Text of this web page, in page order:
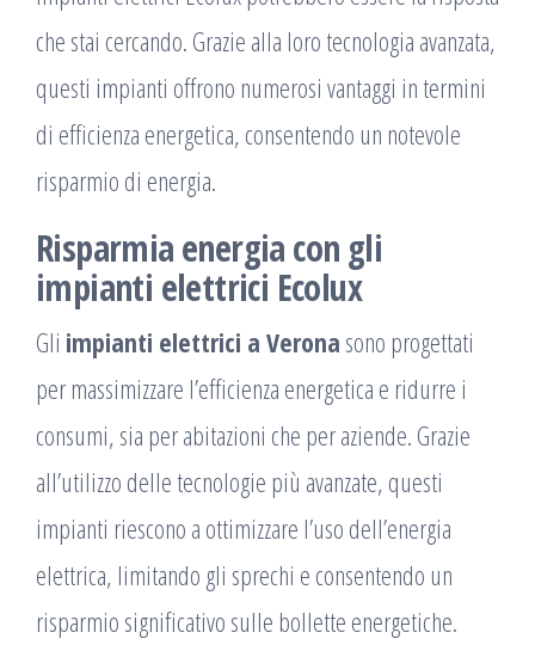
che stai cercando. Grazie alla loro tecnologia avanzata,
questi impianti offrono numerosi vantaggi in termini
di efficienza energetica, consentendo un notevole
risparmio di energia.
Risparmia energia con gli
impianti elettrici Ecolux
Gli impianti elettrici a Verona sono progettati
per massimizzare l’efficienza energetica e ridurre i
consumi, sia per abitazioni che per aziende. Grazie
all’utilizzo delle tecnologie più avanzate, questi
impianti riescono a ottimizzare l’uso dell’energia
elettrica, limitando gli sprechi e consentendo un
risparmio significativo sulle bollette energetiche.